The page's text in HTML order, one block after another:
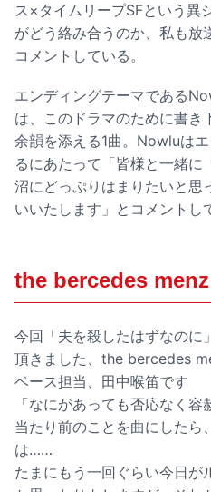
ス×タイムリープSFという異
がどう絡み合うのか、私も放
コメントしている。
エンディングテーマである
は、このドラマのために書き
余韻を添える1曲。Nowluは
るにあたって「皆様と一緒
沼にどっぷりはまりたいと思
いいたします」とコメントし
the bercedes
今回「夫を殺したはずなのに
頂きました、the bercedes
ベース担当、田中喉笛です
「なにがあっても否応なく
当たり前のことを曲にしたら
は……
たまにもう一回ぐらい今日が